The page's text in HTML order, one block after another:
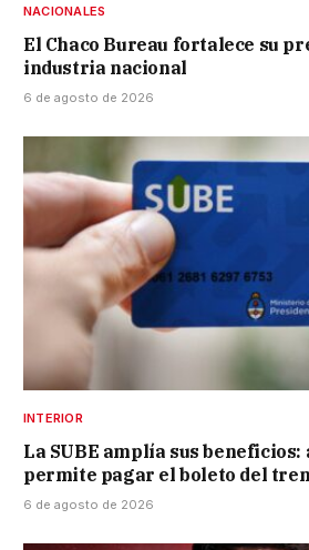
NACIONALES
El Chaco Bureau fortalece su
industria nacional
6 de agosto de 2026
INTERIOR
La SUBE amplía sus
permite pagar el boleto del tren
6 de agosto de 2026